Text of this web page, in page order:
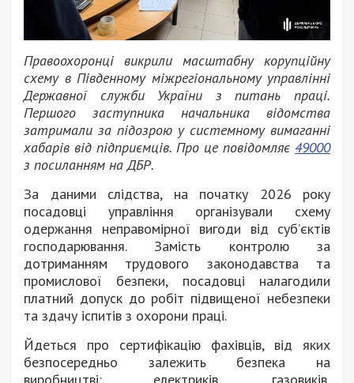
Правоохоронці викрили масштабну корупційну
схему в Південному міжрегіональному управлінні
Державної служби України з питань праці.
Першого заступника начальника відомства
затримали за підозрою у системному вимаганні
хабарів від підприємців. Про це повідомляє 49000
з посиланням на ДБР.
За даними слідства, на початку 2026 року
посадовці управління організували схему
одержання неправомірної вигоди від суб’єктів
господарювання. Замість контролю за
дотриманням трудового законодавства та
промислової безпеки, посадовці налагодили
платний допуск до робіт підвищеної небезпеки
та здачу іспитів з охорони праці.
Йдеться про сертифікацію фахівців, від яких
безпосередньо залежить безпека на